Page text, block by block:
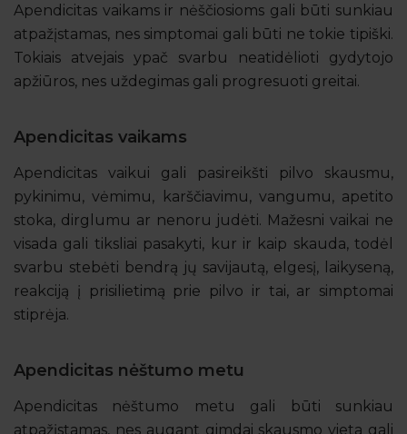
Apendicitas vaikams ir nėščiosioms gali būti sunkiau
atpažįstamas, nes simptomai gali būti ne tokie tipiški.
Tokiais atvejais ypač svarbu neatidėlioti gydytojo
apžiūros, nes uždegimas gali progresuoti greitai.
Apendicitas vaikams
Apendicitas vaikui gali pasireikšti pilvo skausmu,
pykinimu, vėmimu, karščiavimu, vangumu, apetito
stoka, dirglumu ar nenoru judėti. Mažesni vaikai ne
visada gali tiksliai pasakyti, kur ir kaip skauda, todėl
svarbu stebėti bendrą jų savijautą, elgesį, laikyseną,
reakciją į prisilietimą prie pilvo ir tai, ar simptomai
stiprėja.
Apendicitas nėštumo metu
Apendicitas nėštumo metu gali būti sunkiau
atpažįstamas, nes augant gimdai skausmo vieta gali